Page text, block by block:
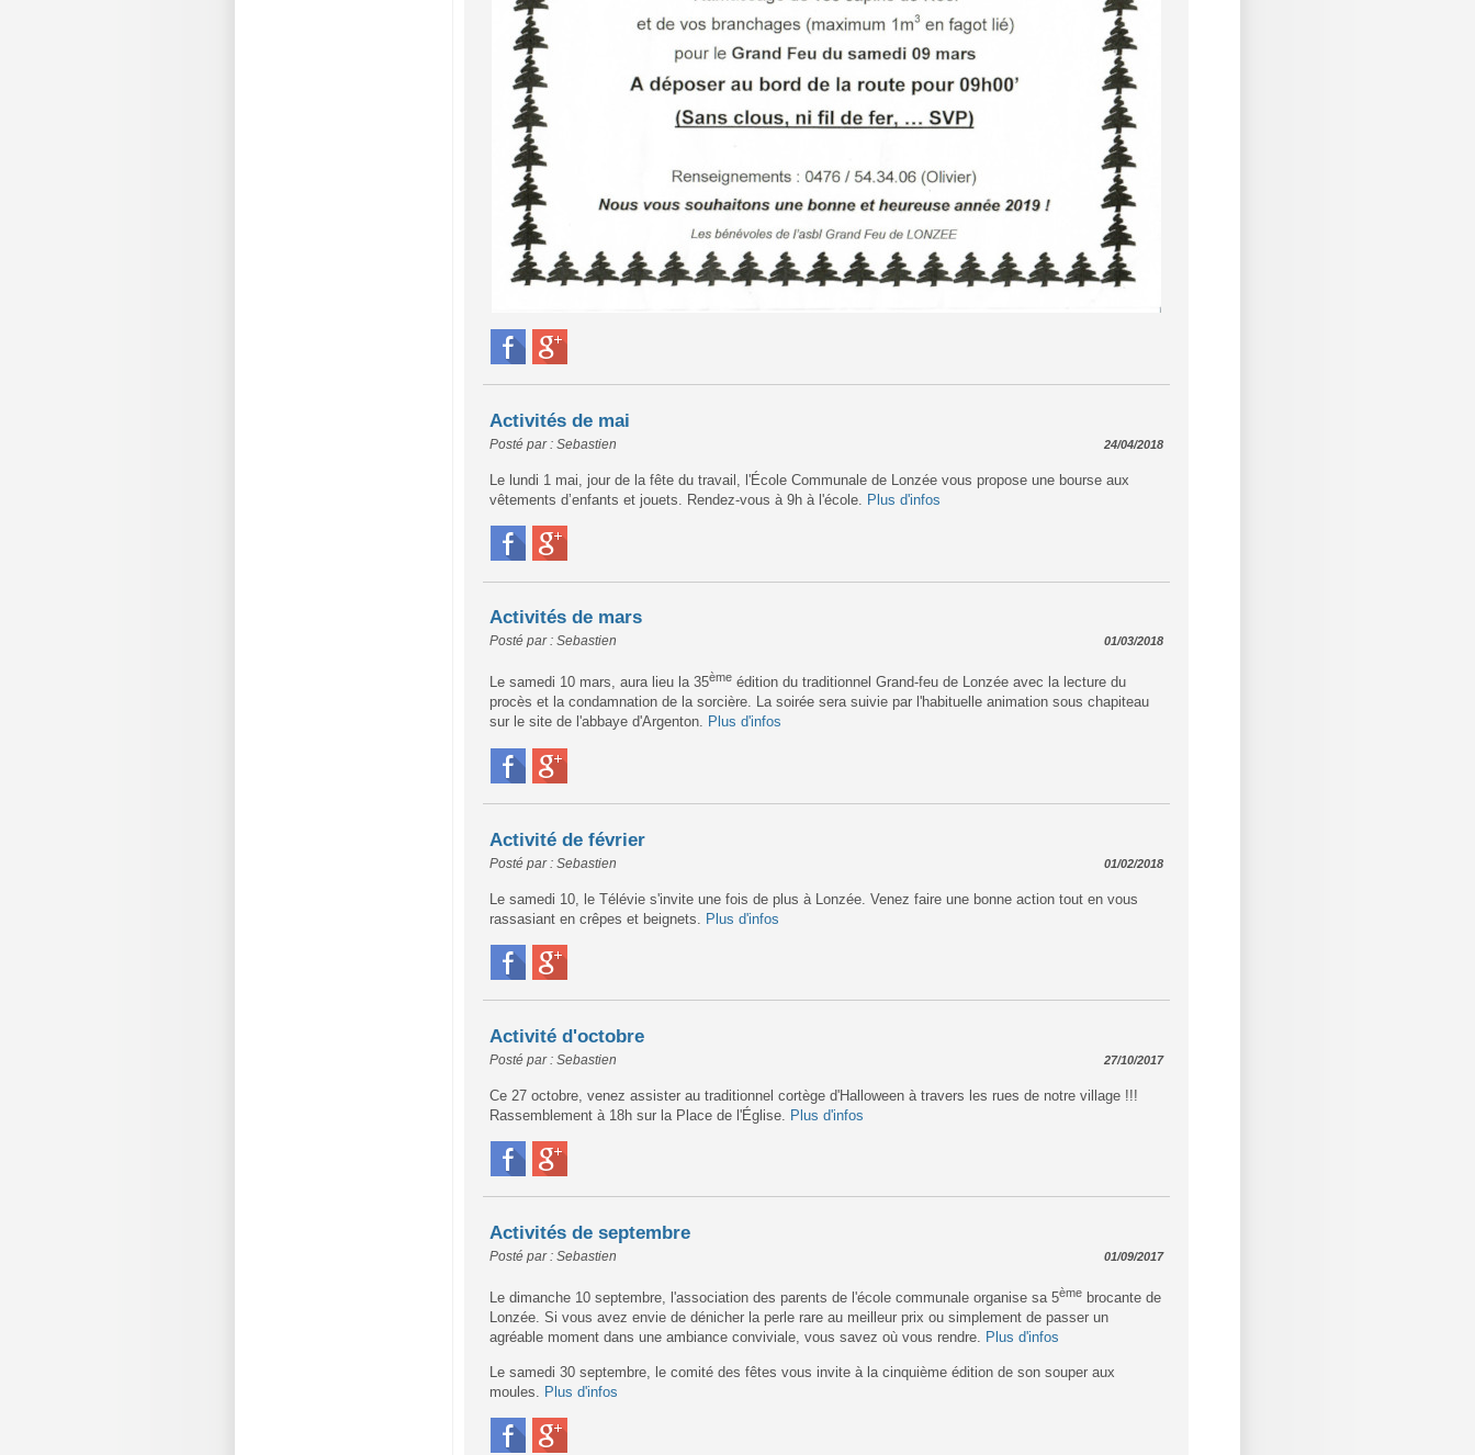
Activités de mai
Posté par : Sebastien 24/04/2018
Le lundi 1 mai, jour de la fête du travail, l'École Communale de Lonzée vous propose une bourse aux
vêtements d’enfants et jouets. Rendez-vous à 9h à l'école.
Plus d'infos
Activités de mars
Posté par : Sebastien 01/03/2018
Le samedi 10 mars, aura lieu la 35ème édition du traditionnel Grand-feu de Lonzée avec la lecture du
procès et la condamnation de la sorcière. La soirée sera suivie par l'habituelle animation sous chapiteau
sur le site de l'abbaye d'Argenton. Plus d'infos
Activité de février
Posté par : Sebastien 01/02/2018
Le samedi 10, le Télévie s'invite une fois de plus à Lonzée. Venez faire une bonne action tout en vous
rassasiant en crêpes et beignets. Plus d'infos
Activité d'octobre
Posté par : Sebastien 27/10/2017
Ce 27 octobre, venez assister au traditionnel cortège d'Halloween à travers les rues de notre village !!!
Rassemblement à 18h sur la Place de l'Église. Plus d'infos
Activités de septembre
Posté par : Sebastien 01/09/2017
Le dimanche 10 septembre, l'association des parents de l'école communale organise sa 5ème brocante de
Lonzée. Si vous avez envie de dénicher la perle rare au meilleur prix ou simplement de passer un
agréable moment dans une ambiance conviviale, vous savez où vous rendre. Plus d'infos
Le samedi 30 septembre, le comité des fêtes vous invite à la cinquième édition de son souper aux
moules. Plus d'infos